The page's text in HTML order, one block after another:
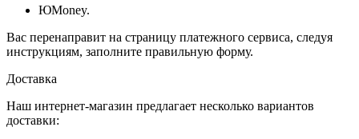
ЮMoney.
Вас перенаправит на страницу платежного сервиса, следуя
инструкциям, заполните правильную форму.
Доставка
Наш интернет-магазин предлагает несколько вариантов
доставки: